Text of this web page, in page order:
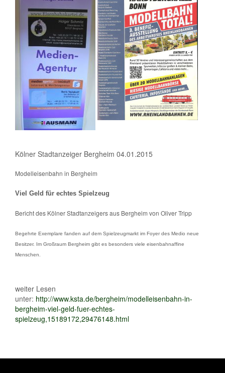
Kölner Stadtanzeiger Bergheim 04.01.2015
Modelleisenbahn in Bergheim
Viel Geld für echtes Spielzeug
Bericht des Kölner Stadtanzeigers aus Bergheim von Oliver Tripp
Begehrte Exemplare fanden auf dem Spielzeugmarkt im Foyer des Medio neue
Besitzer. Im Großraum Bergheim gibt es besonders viele eisenbahnaffine
Menschen.
weiter Lesen
unter: http://www.ksta.de/bergheim/modelleisenbahn-in-
bergheim-viel-geld-fuer-echtes-
spielzeug,15189172,29476148.html